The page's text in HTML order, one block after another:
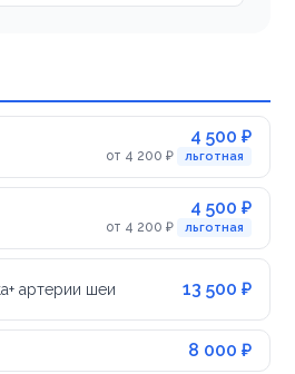
4 500 ₽
от 4 200 ₽ льготная
4 500 ₽
от 4 200 ₽ льготная
артерии шеи 13 500 ₽
8 000 ₽